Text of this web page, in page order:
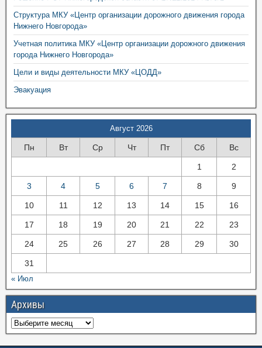
Структура МКУ «Центр организации дорожного движения города
Нижнего Новгорода»
Учетная политика МКУ «Центр организации дорожного движения
города Нижнего Новгорода»
Цели и виды деятельности МКУ «ЦОДД»
Эвакуация
Август 2026
Пн Вт Ср Чт Пт Сб Вс
1 2
3 4 5 6 7 8 9
10 11 12 13 14 15 16
17 18 19 20 21 22 23
24 25 26 27 28 29 30
31
« Июл
Архивы